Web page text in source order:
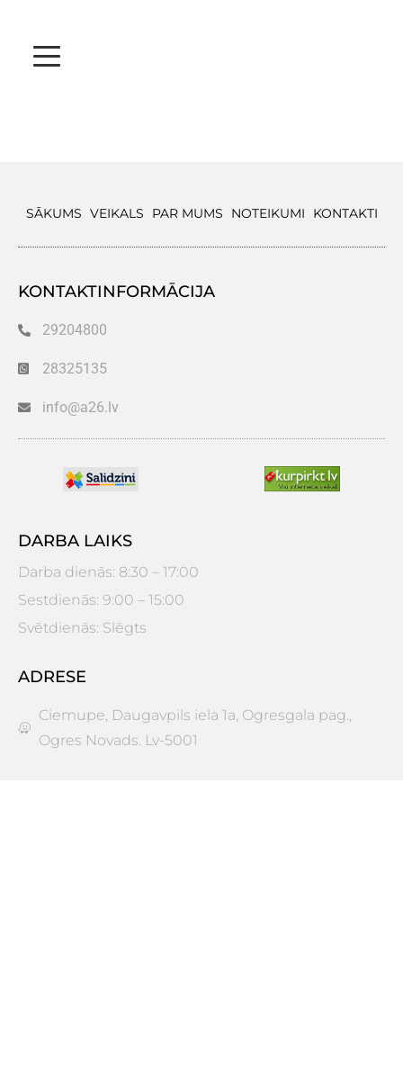
SĀKUMS VEIKALS PAR MUMS NOTEIKUMI KONTAKTI
KONTAKTINFORMĀCIJA
29204800
28325135
info@a26.lv
DARBA LAIKS
Darba dienās: 8:30 – 17:00
Sestdienās: 9:00 – 15:00
Svētdienās: Slēgts
ADRESE
Ciemupe, Daugavpils iela 1a, Ogresgala pag.,
Ogres Novads. Lv-5001